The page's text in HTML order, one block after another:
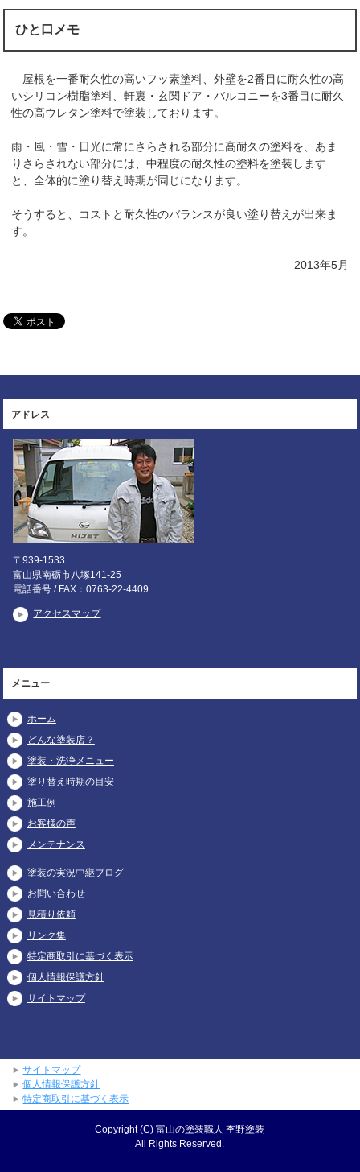
ひと口メモ
屋根を一番耐久性の高いフッ素塗料、外壁を2番目に耐久性の高
いシリコン樹脂塗料、軒裏・玄関ドア・バルコニーを3番目に耐久
性の高ウレタン塗料で塗装しております。
雨・風・雪・日光に常にさらされる部分に高耐久の塗料を、あま
りさらされない部分には、中程度の耐久性の塗料を塗装します
と、全体的に塗り替え時期が同じになります。
そうすると、コストと耐久性のバランスが良い塗り替えが出来ま
す。
2013年5月
アドレス
〒939-1533
富山県南砺市八塚141-25
電話番号 / FAX：0763-22-4409
アクセスマップ
メニュー
ホーム
どんな塗装店？
塗装・洗浄メニュー
塗り替え時期の目安
施工例
お客様の声
メンテナンス
塗装の実況中継ブログ
お問い合わせ
見積り依頼
リンク集
特定商取引に基づく表示
個人情報保護方針
サイトマップ
サイトマップ
個人情報保護方針
特定商取引に基づく表示
Copyright (C) 富山の塗装職人 杢野塗装
All Rights Reserved.